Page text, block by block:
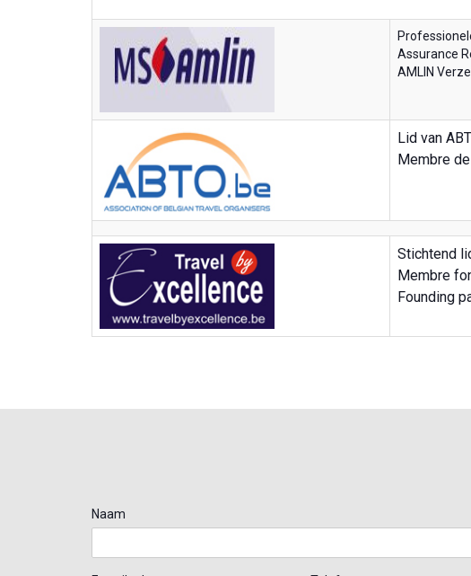
Assurance
AMLIN
Lid van
Membre
Stichtend
Membre
Founding
Naam